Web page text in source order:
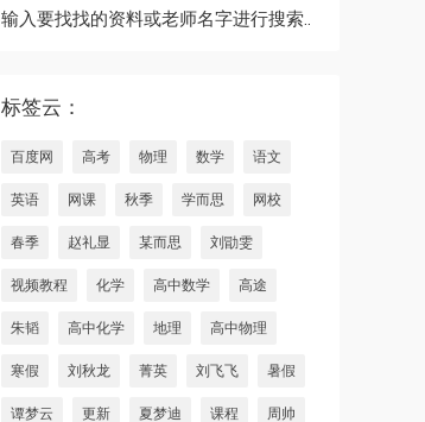
输入要找找的资料或老师名字进行搜索..
标签云：
百度网 高考 物理 数学 语文
英语 网课 秋季 学而思 网校
春季 赵礼显 某而思 刘勖雯
视频教程 化学 高中数学 高途
朱韬 高中化学 地理 高中物理
寒假 刘秋龙 菁英 刘飞飞 暑假
谭梦云 更新 夏梦迪 课程 周帅